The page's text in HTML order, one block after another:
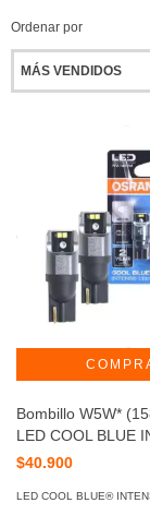
Ordenar por
Bombillo W5W*
LED COOL BLUE
$40.900
LED COOL BLUE®